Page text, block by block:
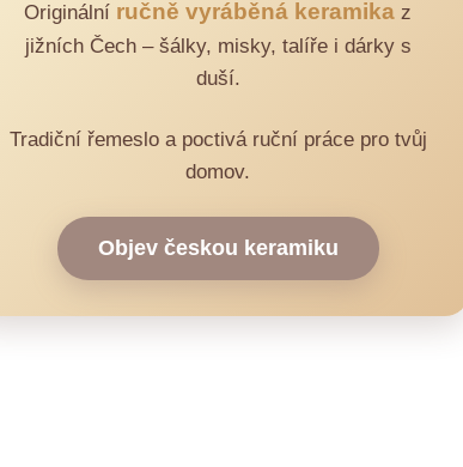
Originální ručně vyráběná keramika z
jižních Čech – šálky, misky, talíře i dárky s
duší.
Tradiční řemeslo a poctivá ruční práce pro tvůj
domov.
Objev českou keramiku